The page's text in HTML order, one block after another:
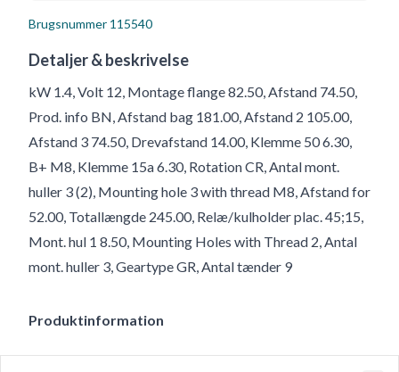
Brugsnummer 115540
Detaljer & beskrivelse
kW 1.4, Volt 12, Montage flange 82.50, Afstand 74.50,
Prod. info BN, Afstand bag 181.00, Afstand 2 105.00,
Afstand 3 74.50, Drevafstand 14.00, Klemme 50 6.30,
B+ M8, Klemme 15a 6.30, Rotation CR, Antal mont.
huller 3 (2), Mounting hole 3 with thread M8, Afstand for
52.00, Totallængde 245.00, Relæ/kulholder plac. 45;15,
Mont. hul 1 8.50, Mounting Holes with Thread 2, Antal
mont. huller 3, Geartype GR, Antal tænder 9
Produktinformation